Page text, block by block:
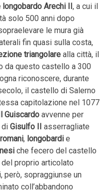
longobardo Arechi II, a cui il
solo 500 anni dopo
le mura già
fin quasi sulla costa,
triangolare alla città, il
da questo castello a 300
riconoscere, durante
il castello di Salerno
capitolazione nel 1077
Guiscardo avvenne per
di Gisulfo II asserragliate
romani, longobardi e
che fecero del castello
proprio articolato
sopraggiunse un
coll’abbandono